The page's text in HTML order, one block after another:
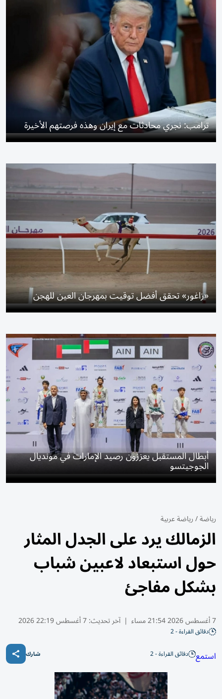
ترامب: نجري محادثات مع إيران وهذه فرصتهم الأخيرة
«زاغور» تحقق أفضل توقيت بمهرجان العين للهجن
أبطال المستقبل يعززون رصيد الإمارات في مونديال
الجوجيتسو
رياضة/رياضة عربية
الزمالك يرد على الجدل المثار
حول استبعاد لاعبين شباب
بشكل مفاجئ
7 أغسطس 2026 21:54 مساء | آخر تحديث:7 أغسطس 22:19 2026
دقائق القراءة - 2
استمع دقائق القراءة - 2 شارك